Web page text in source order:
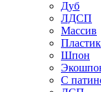
Дуб
ЛДСП
Массив
Пластик
Шпон
С